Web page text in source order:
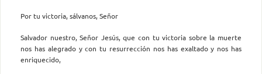
Por tu victoria, sálvanos, Señor
Salvador nuestro, Señor Jesús, que con tu victoria sobre la muerte
nos has alegrado y con tu resurrección nos has exaltado y nos has
enriquecido,